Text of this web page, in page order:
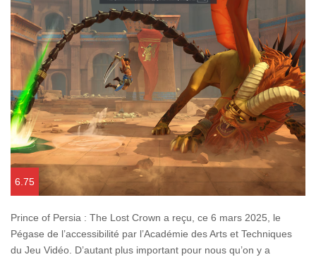
6.75
Prince of Persia : The Lost Crown a reçu, ce 6 mars 2025, le
Pégase de l’accessibilité par l’Académie des Arts et Techniques
du Jeu Vidéo. D’autant plus important pour nous qu’on y a